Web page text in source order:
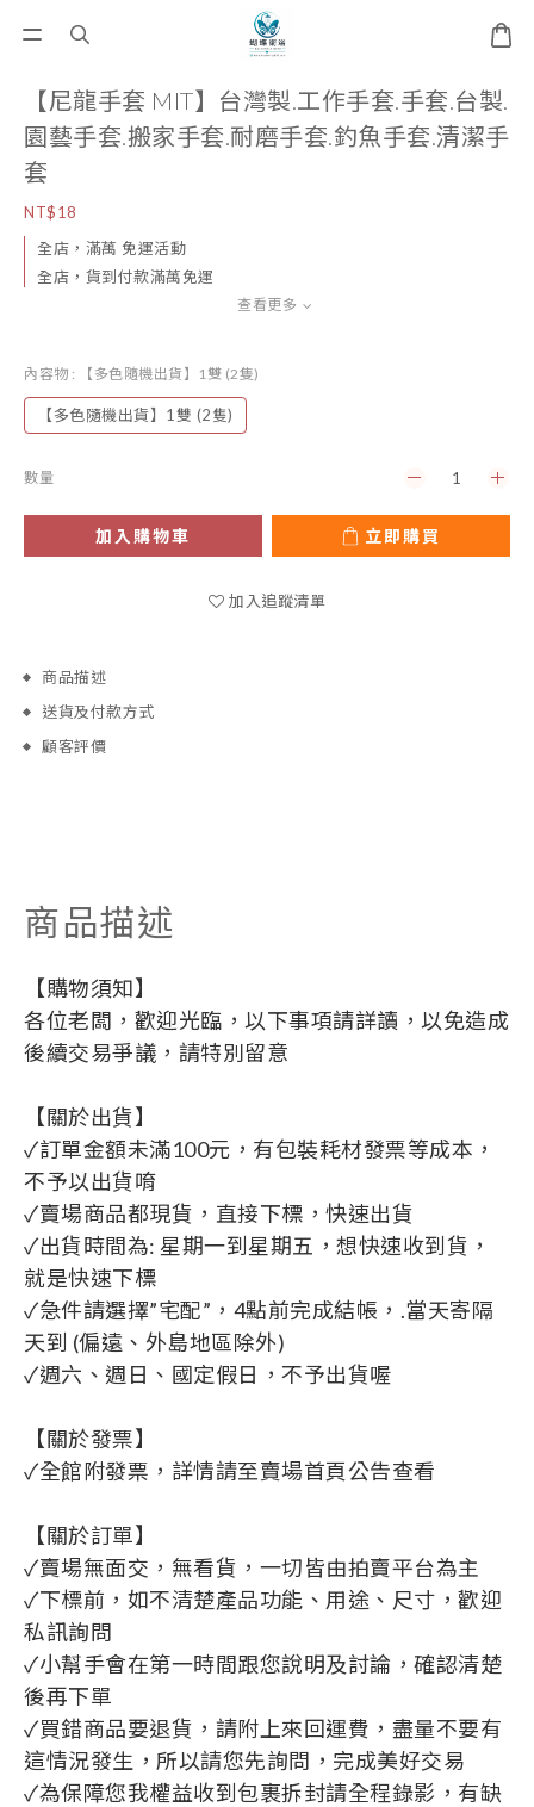
【尼龍手套 MIT】台灣製.工作手套.手套.台製.
園藝手套.搬家手套.耐磨手套.釣魚手套.清潔手
套
NT$18
全店，滿萬 免運活動
全店，貨到付款滿萬免運
查看更多
內容物 : 【多色隨機出貨】1雙 (2隻)
【多色隨機出貨】1雙 (2隻)
數量
加入購物車 立即購買
加入追蹤清單
商品描述
送貨及付款方式
顧客評價
商品描述
【購物須知】
各位老闆，歡迎光臨，以下事項請詳讀，以免造成
後續交易爭議，請特別留意
【關於出貨】
✓訂單金額未滿100元，有包裝耗材發票等成本，
不予以出貨唷
✓賣場商品都現貨，直接下標，快速出貨
✓出貨時間為: 星期一到星期五，想快速收到貨，
就是快速下標
✓急件請選擇”宅配”，4點前完成結帳，.當天寄隔
天到 (偏遠、外島地區除外)
✓週六、週日、國定假日，不予出貨喔
【關於發票】
✓全館附發票，詳情請至賣場首頁公告查看
【關於訂單】
✓賣場無面交，無看貨，一切皆由拍賣平台為主
✓下標前，如不清楚產品功能、用途、尺寸，歡迎
私訊詢問
✓小幫手會在第一時間跟您說明及討論，確認清楚
後再下單
✓買錯商品要退貨，請附上來回運費，盡量不要有
這情況發生，所以請您先詢問，完成美好交易
✓為保障您我權益收到包裹拆封請全程錄影，有缺